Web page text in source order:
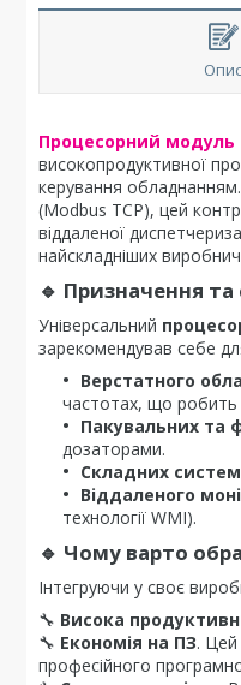
Опис
Процесорний модуль
високопродуктивної
керування
(Modbus TCP), цей
віддаленої
найскладніших
🔹 Призначення та
Універсальний
зарекомендував себе
Верстатного
частотах, що робить
Пакувальних та
дозаторами.
Складних
Віддаленого
технології WMI).
🔹 Чому варто
Інтегруючи у своє
🔧 Висока
🔧 Економія на ПЗ. Цей
професійного